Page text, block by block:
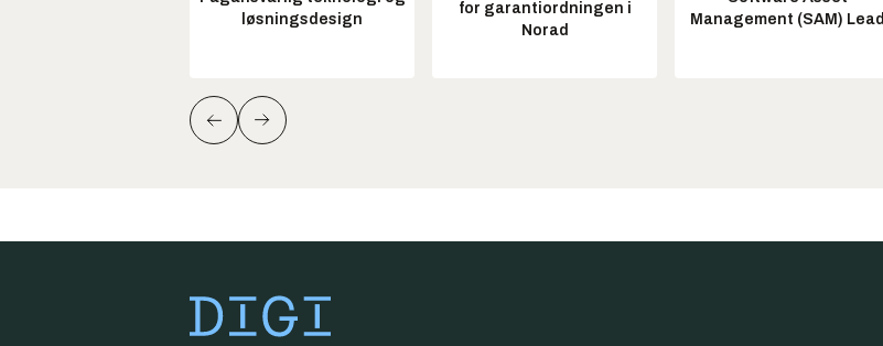
løsningsdesign
for garantiordningen i
Norad
Management (SAM) Lead